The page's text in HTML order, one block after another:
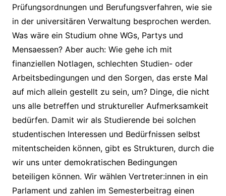
Prüfungsordnungen und Berufungsverfahren, wie sie
in der universitären Verwaltung besprochen werden.
Was wäre ein Studium ohne WGs, Partys und
Mensaessen? Aber auch: Wie gehe ich mit
finanziellen Notlagen, schlechten Studien- oder
Arbeitsbedingungen und den Sorgen, das erste Mal
auf mich allein gestellt zu sein, um? Dinge, die nicht
uns alle betreffen und struktureller Aufmerksamkeit
bedürfen. Damit wir als Studierende bei solchen
studentischen Interessen und Bedürfnissen selbst
mitentscheiden können, gibt es Strukturen, durch die
wir uns unter demokratischen Bedingungen
beteiligen können. Wir wählen Vertreter:innen in ein
Parlament und zahlen im Semesterbeitrag einen